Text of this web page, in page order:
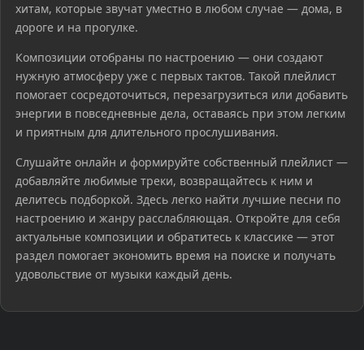
хитам, которые звучат уместно в любом случае — дома, в
дороге и на прогулке.
Композиции отобраны по настроению — они создают
нужную атмосферу уже с первых тактов. Такой плейлист
помогает сосредоточиться, перезагрузиться или добавить
энергии в повседневные дела, оставаясь при этом легким
и приятным для длительного прослушивания.
Слушайте онлайн и формируйте собственный плейлист —
добавляйте любимые треки, возвращайтесь к ним и
делитесь подборкой. Здесь легко найти лучшие песни по
настроению и жанру расслабляющая. Откройте для себя
актуальные композиции и обратитесь к классике — этот
раздел помогает экономить время на поиске и получать
удовольствие от музыки каждый день.